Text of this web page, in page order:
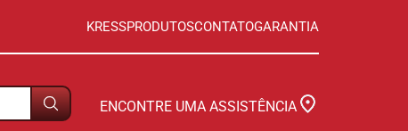
KRESSPRODUTOSCONTATOGARANTIA
ENCONTRE UMA ASSISTÊNCIA